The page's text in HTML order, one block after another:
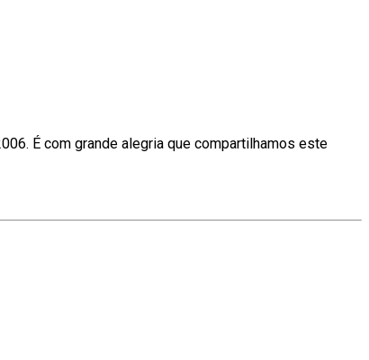
É com grande alegria que compartilhamos este